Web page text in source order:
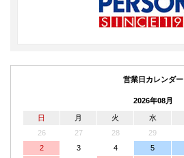
営業日カレンダー
2026年08月
日 月 火 水
26
27 28 29
2
3 4 5